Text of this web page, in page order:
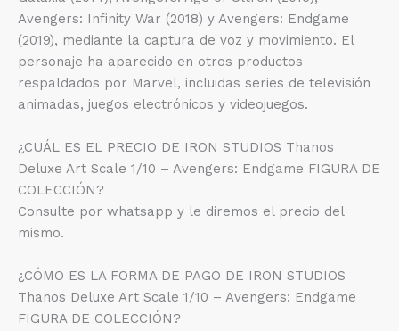
Avengers: Infinity War (2018) y Avengers: Endgame
(2019), mediante la captura de voz y movimiento. El
personaje ha aparecido en otros productos
respaldados por Marvel, incluidas series de televisión
animadas, juegos electrónicos y videojuegos.
¿CUÁL ES EL PRECIO DE IRON STUDIOS Thanos
Deluxe Art Scale 1/10 – Avengers: Endgame FIGURA DE
COLECCIÓN?
Consulte por whatsapp y le diremos el precio del
mismo.
¿CÓMO ES LA FORMA DE PAGO DE IRON STUDIOS
Thanos Deluxe Art Scale 1/10 – Avengers: Endgame
FIGURA DE COLECCIÓN?